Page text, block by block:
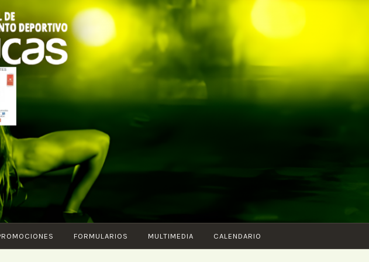
DE
ARUCAS
FORMULARIOS MULTIMEDIA CALENDARIO